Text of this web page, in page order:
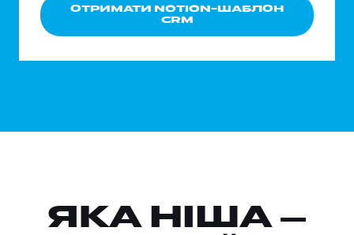
ОТРИМАТИ NOTION-ШАБЛОН
CRM
ЯКА НІША —